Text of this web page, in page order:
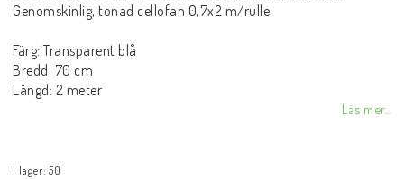
Genomskinlig, tonad cellofan 0,7x2 m/rulle.
Färg: Transparent blå
Bredd: 70 cm
Längd: 2 meter
Läs mer...
I lager: 50